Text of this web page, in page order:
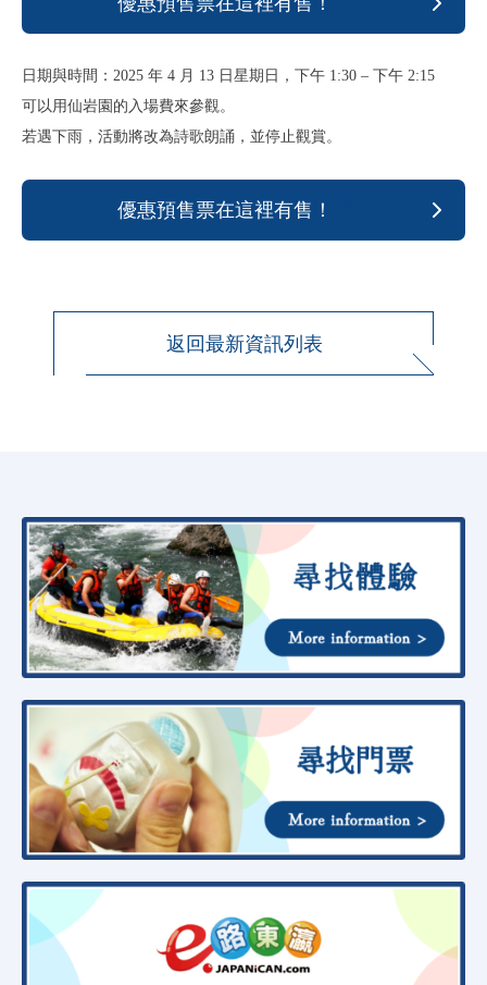
日期與時間：2025 年 4 月 13 日星期日，下午 1:30 – 下午 2:15
可以用仙岩園的入場費來參觀。
若遇下雨，活動將改為詩歌朗誦，並停止觀賞。
優惠預售票在這裡有售！
返回最新資訊列表